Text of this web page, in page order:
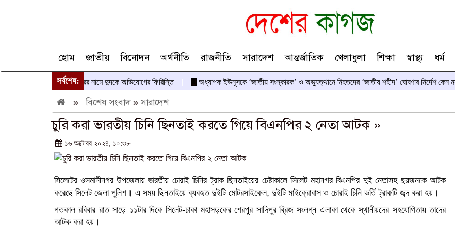
হোম জাতীয় বিনোদন অর্থনীতি রাজনীতি সারাদেশ আন্তর্জাতিক খেলাধুলা শিক্ষা স্বাস্থ্য ধর্ম
সর্বশেষ:
মহাপরিচালক দেবদাস-আবীরের নামে দুদকে অভিযোগের ফিরিস্তি অধ্যাপক ইউনূসকে ‘জাতীয় সংস্কারক’ ও অভ্যুত্থানে নিহতদের ‘জাতীয় শহীদ’ ঘোষণার নির্দেশ কেন নয়
»বিশেষ সংবাদ»সারাদেশ
চুরি করা ভারতীয় চিনি ছিনতাই করতে গিয়ে বিএনপির ২ নেতা আটক »
১৬ অক্টোবর ২০২৪, ১০:৩৮
সিলেটের ওসমানীনগর উপজেলায় ভারতীয় চোরাই চিনির ট্রাক ছিনতাইয়ের চেষ্টাকালে সিলেট মহানগর বিএনপির দুই নেতাসহ ছয়জনকে আটক
করেছে সিলেট জেলা পুলিশ। এ সময় ছিনতাইয়ে ব্যবহৃত দুইটি মোটরসাইকেল, দুইটি মাইক্রোবাস ও চোরাই চিনি ভর্তি ট্রাকটি জব্দ করা হয়।
গতকাল রবিবার রাত সাড়ে ১১টার দিকে সিলেট-ঢাকা মহাসড়কের শেরপুর সাদিপুর ব্রিজ সংলগ্ন এলাকা থেকে স্থানীয়দের সহযোগিতায় তাদের
আটক করা হয়।